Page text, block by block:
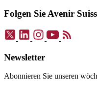
Folgen Sie Avenir
Newsletter
Abonnieren Sie unseren